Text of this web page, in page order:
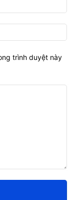
trình duyệt này